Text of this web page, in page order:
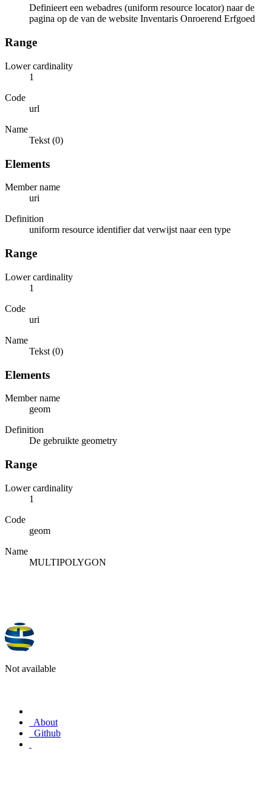
Definieert een webadres (uniform resource locator) naar de
pagina op de van de website Inventaris Onroerend Erfgoed
Range
Lower cardinality
1
Code
url
Name
Tekst (0)
Elements
Member name
uri
Definition
uniform resource identifier dat verwijst naar een type
Range
Lower cardinality
1
Code
uri
Name
Tekst (0)
Elements
Member name
geom
Definition
De gebruikte geometry
Range
Lower cardinality
1
Code
geom
Name
MULTIPOLYGON
Not available
About
Github